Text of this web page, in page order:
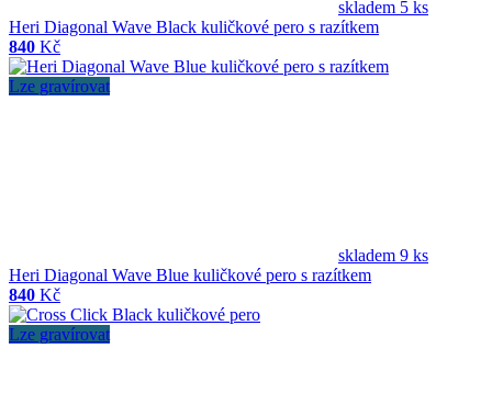
skladem 5 ks
Heri Diagonal Wave Black kuličkové pero s razítkem
840 Kč
Lze gravírovat
skladem 9 ks
Heri Diagonal Wave Blue kuličkové pero s razítkem
840 Kč
Lze gravírovat